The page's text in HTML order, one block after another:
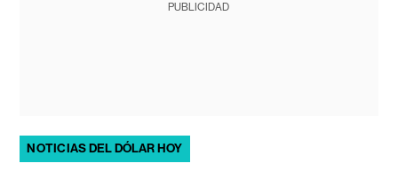
PUBLICIDAD
NOTICIAS DEL DÓLAR HOY